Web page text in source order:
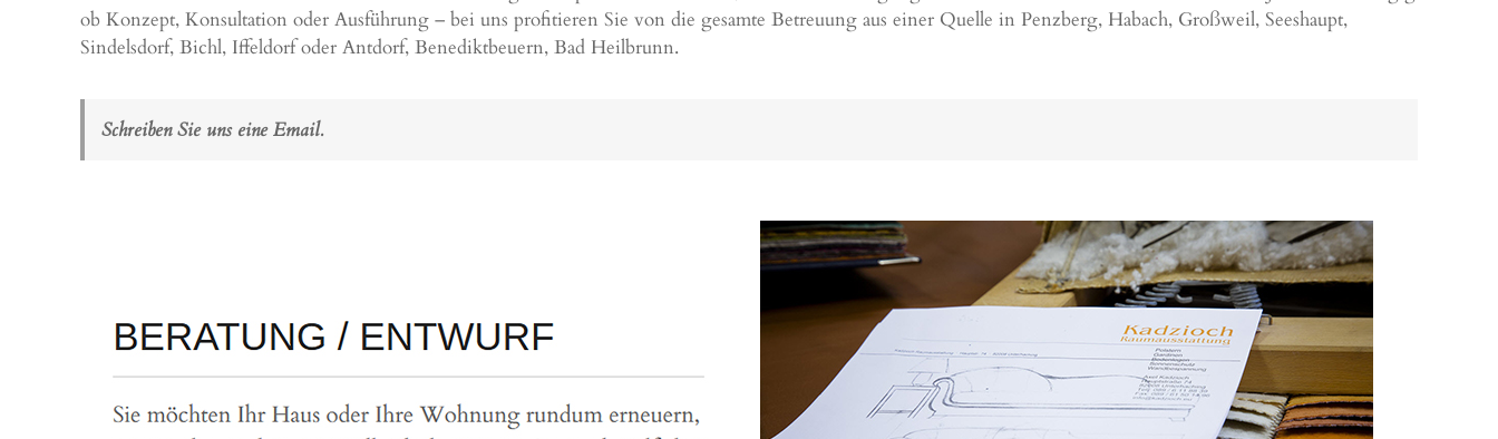
ob Konzept, Konsultation oder Ausführung – bei uns profitieren Sie von die gesamte Betreuung aus einer Quelle in Penzberg, Habach, Großweil, Seeshaupt,
Sindelsdorf, Bichl, Iffeldorfoder Antdorf, Benediktbeuern, Bad Heilbrunn.
Schreiben Sie uns eine Email.